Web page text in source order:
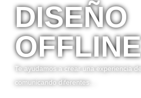
DISEÑO
OFFLINE
Te ayudamos a crear una experiencia
comunicando diferentes…